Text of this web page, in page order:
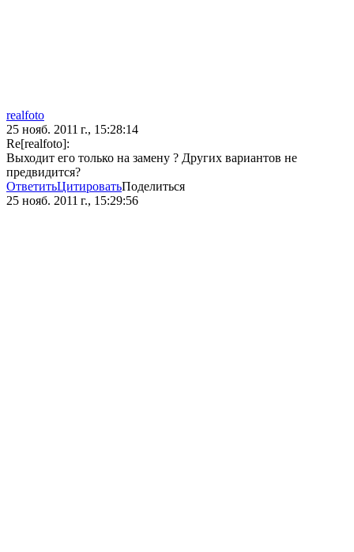
realfoto
25 нояб. 2011 г., 15:28:14
Re[realfoto]:
Выходит его только на замену ? Других вариантов не
предвидится?
ОтветитьЦитироватьПоделиться
25 нояб. 2011 г., 15:29:56